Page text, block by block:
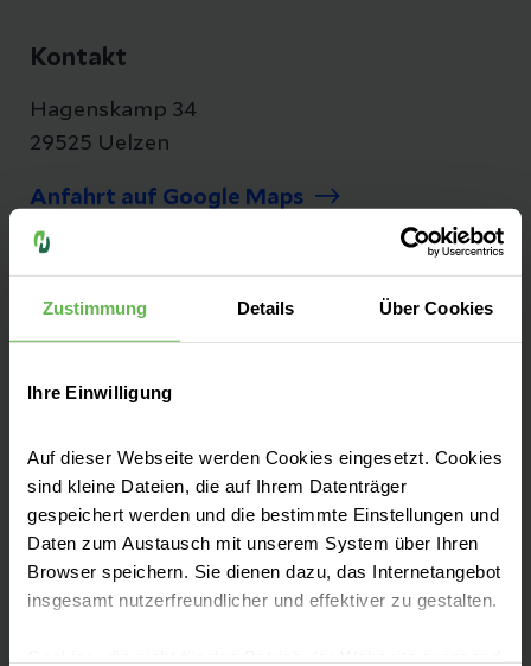
Zustimmung Details Über Cookies
Ihre Einwilligung
Auf dieser Webseite werden Cookies eingesetzt. Cookies
sind kleine Dateien, die auf Ihrem Datenträger
gespeichert werden und die bestimmte Einstellungen und
Daten zum Austausch mit unserem System über Ihren
Browser speichern. Sie dienen dazu, das Internetangebot
insgesamt nutzerfreundlicher und effektiver zu gestalten.
Kontakt
Hagenskamp 34
29525 Uelzen
Anfahrt auf Google Maps
Tel:
Fax: +49 581 83-1004
Erfahrene Teams, moderne Medizintechnik,
höchste pflegerische Standards: Unser
Klinikum bietet optimale Bedingungen für
eine professionelle medizinische Betreuung.